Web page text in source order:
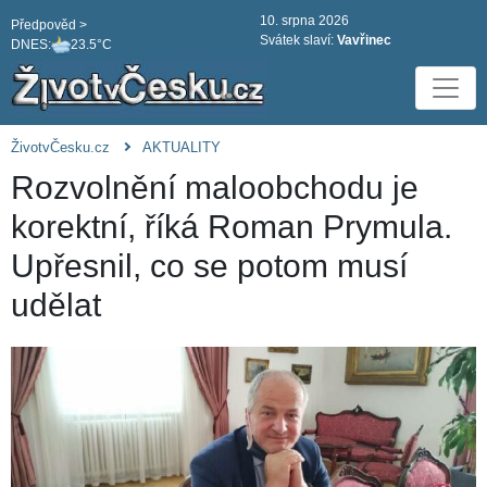
DNES: 23.5°C
Předpověd >
10. srpna 2026
Svátek slaví: Vavřinec
ŽivotvČesku.cz AKTUALITY
Rozvolnění maloobchodu je
korektní, říká Roman Prymula.
Upřesnil, co se potom musí
udělat